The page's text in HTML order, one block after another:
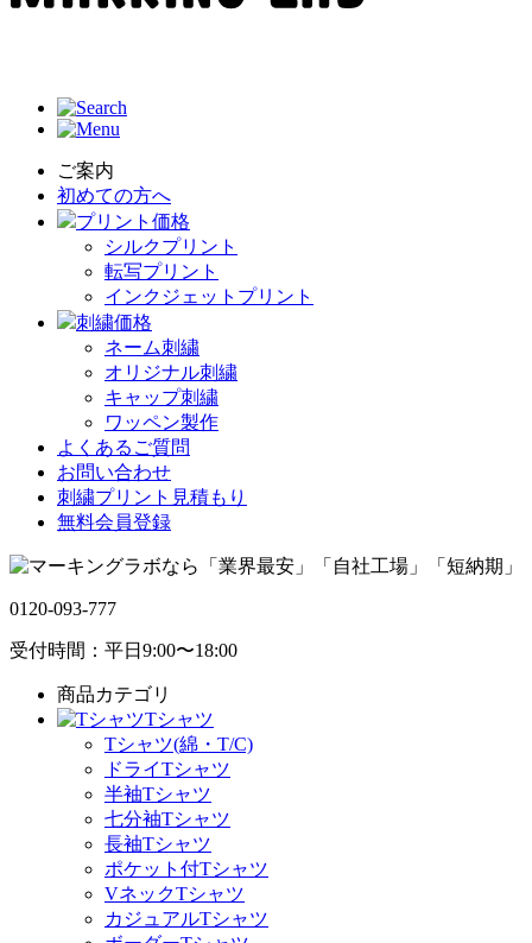
ご案内
初めての方へ
プリント価格
シルクプリント
転写プリント
インクジェットプリント
刺繍価格
ネーム刺繍
オリジナル刺繍
キャップ刺繍
ワッペン製作
よくあるご質問
お問い合わせ
刺繍プリント見積もり
無料会員登録
0120-093-777
受付時間：平日9:00〜18:00
商品カテゴリ
Tシャツ
Tシャツ(綿・T/C)
ドライTシャツ
半袖Tシャツ
七分袖Tシャツ
長袖Tシャツ
ポケット付Tシャツ
VネックTシャツ
カジュアルTシャツ